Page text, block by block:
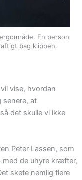
En person
bag klippen.
vise, hvordan
senere, at
det skulle vi ikke
Peter Lassen, som
de uhyre kræfter,
skete nemlig flere